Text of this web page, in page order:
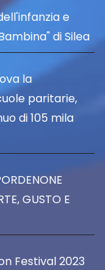
e
di Silea
la
paritarie,
di 105 mila
GUSTO E
Festival 2023